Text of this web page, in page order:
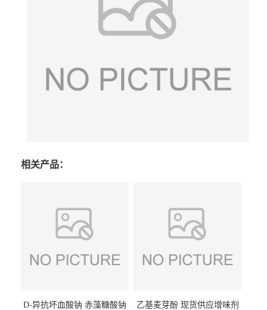
相关产品：
D-异抗坏血酸钠 赤藻糖酸钠
乙基麦芽酚 现货供应增味剂